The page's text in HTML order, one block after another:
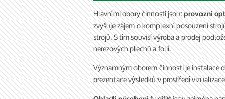
Hlavními obory činnosti jsou:provozní
zvyšuje zájem o komplexní posouzení
strojů. S tím souvisí výroba a prodej
nerezových plechů a folií.
Významným oborem činnosti je
prezentace výsledků v prostředí